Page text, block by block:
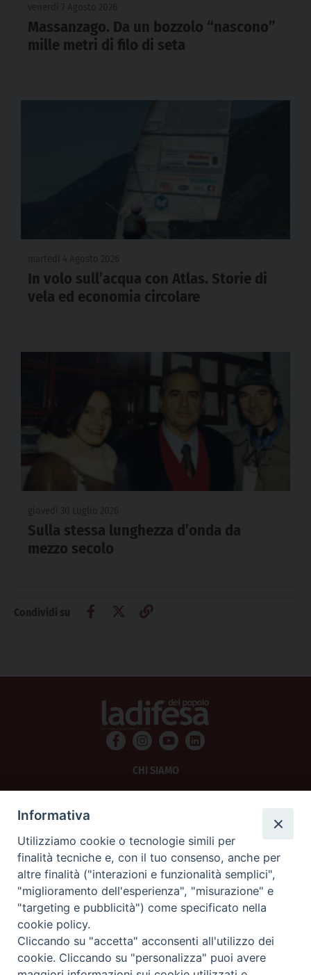
Massanzago. Da un bozzolo “nascono”
mille metri di filo di seta
In volo sull’acqua con Atlas. Storie di
vela ed economia circolare
Sulla stessa lunghezza d’onda da
mezzo secolo
Condividi su
CHI SIAMO
SCRIVICI
La Difesa srl - P.iva 05125420280
La Difesa del Popolo percepisce i contributi pubblici all'editoria.
La Difesa del Popolo, tramite la Fisc (Federazione Italiana Settimanali Cattolici)
ha aderito allo IAP (Istituto dell'Autodisciplina Pubblicitaria) accettando il Codice
di Autodisciplina della Comunicazione Commerciale.
La Difesa del Popolo è una testata registrata presso il Tribunale di Padova
Informativa
Utilizziamo cookie o tecnologie simili per
finalità tecniche e, con il tuo consenso, anche per
altre finalità ("interazioni e funzionalità semplici",
"miglioramento dell'esperienza", "misurazione" e
"targeting e pubblicità") come specificato nella
cookie policy.
Cliccando su "accetta" acconsenti all'utilizzo dei
cookie. Cliccando su "personalizza" puoi avere